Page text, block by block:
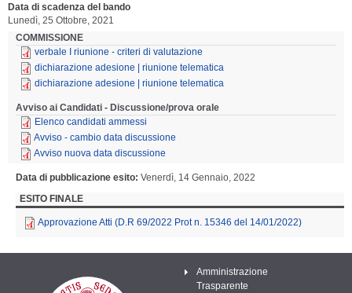
Data di scadenza del bando
Lunedì, 25 Ottobre, 2021
COMMISSIONE
verbale I riunione - criteri di valutazione
dichiarazione adesione | riunione telematica
dichiarazione adesione | riunione telematica
Avviso ai Candidati - Discussione/prova orale
Elenco candidati ammessi
Avviso - cambio data discussione
Avviso nuova data discussione
Data di pubblicazione esito Venerdì, 14 Gennaio, 2022
ESITO FINALE
Approvazione Atti (D.R 69/2022 Prot n. 15346 del 14/01/2022)
Amministrazione
Trasparente